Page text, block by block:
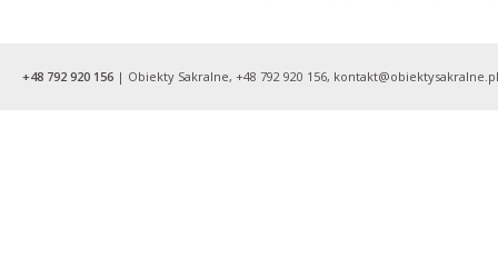
+48 792 920 156 | Obiekty Sakralne, +48 792 920 156,